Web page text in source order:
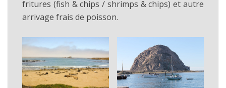
fritures (fish & chips / shrimps & chips) et autre
arrivage frais de poisson.